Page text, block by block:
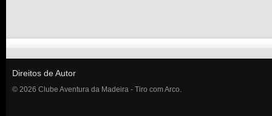
Direitos de Autor
© 2026 Clube Aventura da Madeira - Tiro com Arco.